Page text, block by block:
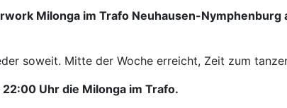
Milonga im Trafo Neuhausen-Nymphenburg
soweit. Mitte der Woche erreicht, Zeit zum
Uhr die Milonga im Trafo.